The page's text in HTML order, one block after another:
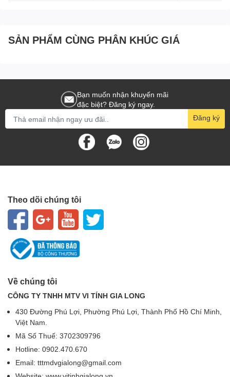
SẢN PHẨM CÙNG PHÂN KHÚC GIÁ
Bạn muốn nhận khuyến mãi
đặc biệt? Đăng ký ngay.
Đăng ký
Theo dõi chúng tôi
Về chúng tôi
CÔNG TY TNHH MTV VI TÍNH GIA LONG
430 Đường Phú Lợi, Phường Phú Lợi, Thành Phố Hồ Chí Minh,
Việt Nam.
Mã Số Thuế: 3702309796
Hotline: 0902.470.670
Email: tttmdvgialong@gmail.com